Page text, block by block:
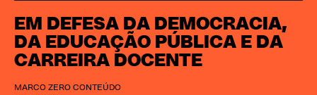
EM DEFESA DA DEMOCRACIA,
DA EDUCAÇÃO PÚBLICA E DA
CARREIRA DOCENTE
MARCO ZERO CONTEÚDO